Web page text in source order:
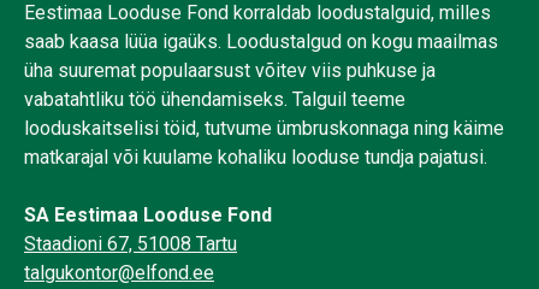
Eestimaa Looduse Fond korraldab loodustalguid, milles
saab kaasa lüüa igaüks. Loodustalgud on kogu maailmas
üha suuremat populaarsust võitev viis puhkuse ja
vabatahtliku töö ühendamiseks. Talguil teeme
looduskaitselisi töid, tutvume ümbruskonnaga ning käime
matkarajal või kuulame kohaliku looduse tundja pajatusi.
SA Eestimaa Looduse Fond
Staadioni 67, 51008 Tartu
talgukontor@elfond.ee